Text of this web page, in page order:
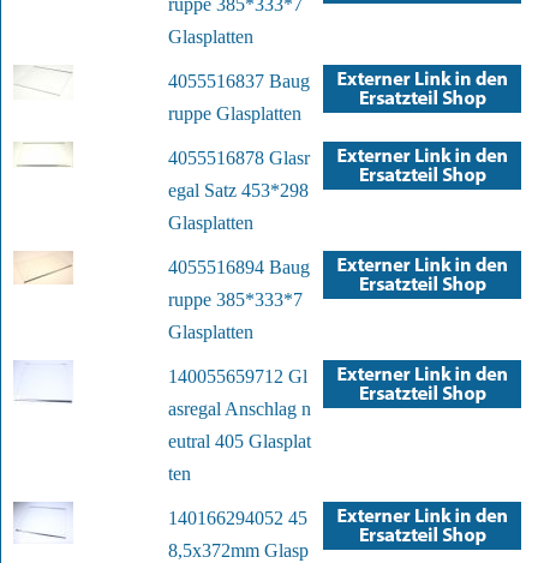
ruppe 385*333*7
Glasplatten
4055516837 Baug
ruppe Glasplatten
4055516878 Glasr
egal Satz 453*298
Glasplatten
4055516894 Baug
ruppe 385*333*7
Glasplatten
140055659712 Gl
asregal Anschlag n
eutral 405 Glasplat
ten
140166294052 45
8,5x372mm Glasp